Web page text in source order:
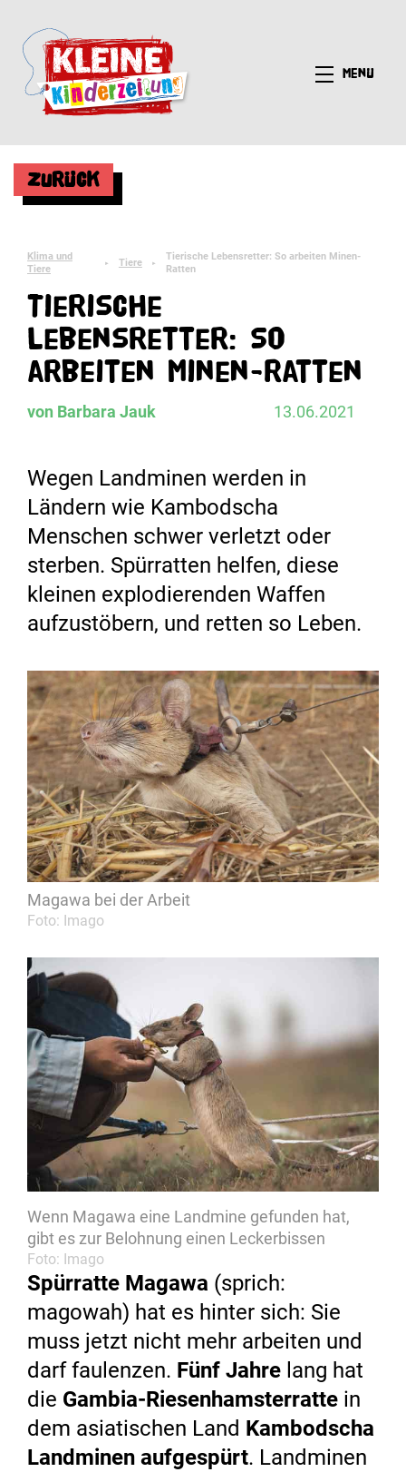
Menü
Zurück
Klima und
Tiere
► Tiere ►
Tierische Lebensretter: So arbeiten Minen-
Ratten
Tierische
Lebensretter: So
arbeiten Minen-Ratten
von Barbara Jauk 13.06.2021
Wegen Landminen werden in
Ländern wie Kambodscha
Menschen schwer verletzt oder
sterben. Spürratten helfen, diese
kleinen explodierenden Waffen
aufzustöbern, und retten so Leben.
Magawa bei der Arbeit
Foto: Imago
Wenn Magawa eine Landmine gefunden hat,
gibt es zur Belohnung einen Leckerbissen
Foto: Imago
Spürratte Magawa (sprich:
magowah) hat es hinter sich: Sie
muss jetzt nicht mehr arbeiten und
darf faulenzen. Fünf Jahre lang hat
die Gambia-Riesenhamsterratte in
dem asiatischen Land Kambodscha
Landminen aufgespürt. Landminen